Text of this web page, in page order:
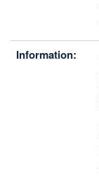
Information: